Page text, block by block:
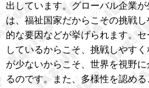
出しています。グローバル企業
は、福祉国家だからこその挑戦
的な要因などが挙げられます。
しているからこそ、挑戦しやす
が少ないからこそ、世界を視野
るのです。また、多様性を認め